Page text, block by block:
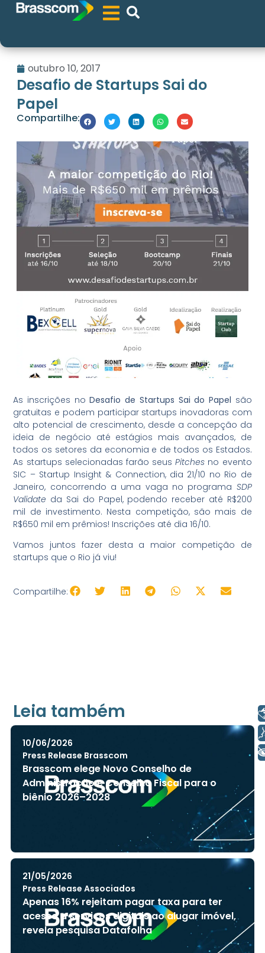
outubro 10, 2017
Desafio de Startups Sai do
Papel
Compartilhe:
As inscrições noDesafio de Startups Sai do Papel são
gratuitas e podem participar startups inovadoras com
alto potencial de crescimento, desde a concepção da
ideia de negócio até estágios mais avançados, de
todos os setores da economia e de todos os Estados.
As startups selecionadas farão seusPitches no evento
SIC – Startup Insight & Connection, dia 21/10 no Rio de
Janeiro, concorrendo a uma vaga no programa SDP
Validate da Sai do Papel, podendo receber até R$200
mil de investimento. Nesta competição, são mais de
R$650 mil em prêmios! Inscrições até dia 16/10.
Vamos juntos fazer desta a maior competição de
startups que o Rio já viu!
Compartilhe:
Leia também
10/06/2026
Press Release Brasscom
Brasscom elege Novo Conselho de
Administração e Conselho Fiscal para o
biênio 2026–2028
21/05/2026
Press Release Associados
Apenas 16% rejeitam pagar taxa para ter
acesso a serviços digitais ao alugar imóvel,
revela pesquisa Datafolha
Voz